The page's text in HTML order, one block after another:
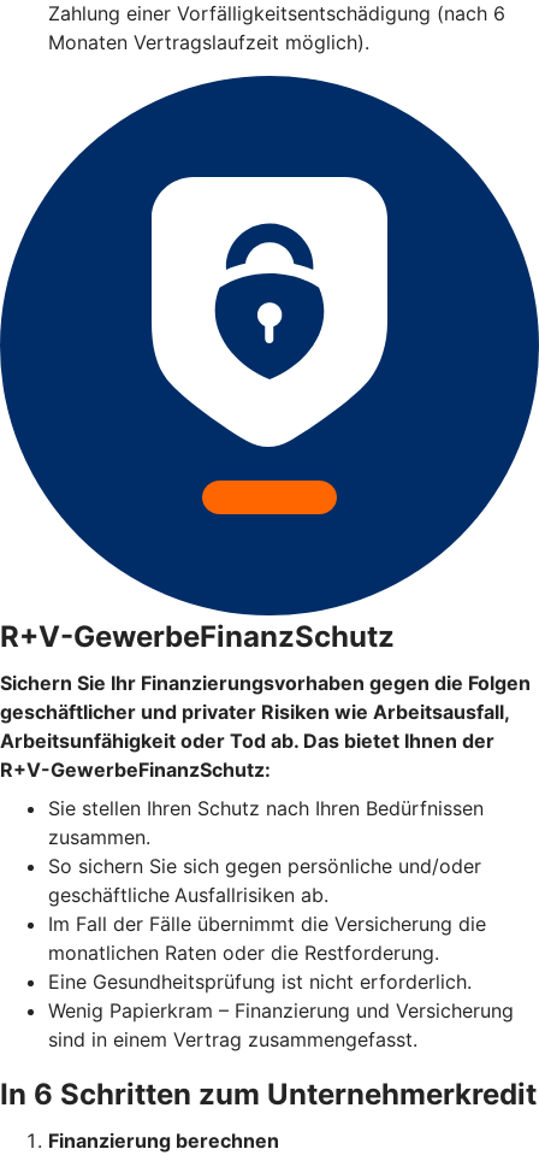
Zahlung einer Vorfälligkeitsentschädigung (nach 6
Monaten Vertragslaufzeit möglich).
R+V-GewerbeFinanzSchutz
Sichern Sie Ihr Finanzierungsvorhaben gegen die Folgen
geschäftlicher und privater Risiken wie Arbeitsausfall,
Arbeitsunfähigkeit oder Tod ab. Das bietet Ihnen der
R+V-GewerbeFinanzSchutz:
Sie stellen Ihren Schutz nach Ihren Bedürfnissen
zusammen.
So sichern Sie sich gegen persönliche und/oder
geschäftliche Ausfallrisiken ab.
Im Fall der Fälle übernimmt die Versicherung die
monatlichen Raten oder die Restforderung.
Eine Gesundheitsprüfung ist nicht erforderlich.
Wenig Papierkram – Finanzierung und Versicherung
sind in einem Vertrag zusammengefasst.
In 6 Schritten zum Unternehmerkredit
Finanzierung berechnen